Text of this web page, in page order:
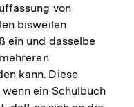
von
bisweilen
ein und dasselbe
kann. Diese
ein Schulbuch